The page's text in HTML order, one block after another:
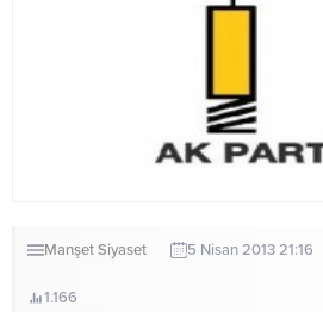
ManşetSiyaset 5 Nisan 2013 21:16
1.166